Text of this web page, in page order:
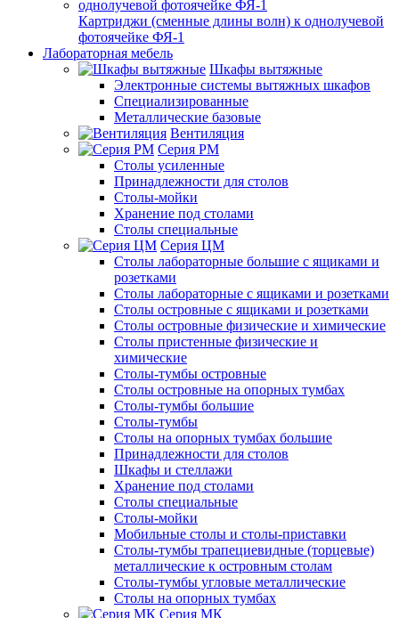
Картриджи (сменные длины волн) к однолучевой
фотоячейке ФЯ-1
Лабораторная мебель
Шкафы вытяжные
Электронные системы вытяжных шкафов
Специализированные
Металлические базовые
Вентиляция
Серия РМ
Столы усиленные
Принадлежности для столов
Столы-мойки
Хранение под столами
Столы специальные
Серия ЦМ
Столы лабораторные большие с ящиками и
розетками
Столы лабораторные с ящиками и розетками
Столы островные с ящиками и розетками
Столы островные физические и химические
Столы пристенные физические и
химические
Столы-тумбы островные
Столы островные на опорных тумбах
Столы-тумбы большие
Столы-тумбы
Столы на опорных тумбах большие
Принадлежности для столов
Шкафы и стеллажи
Хранение под столами
Столы специальные
Столы-мойки
Мобильные столы и столы-приставки
Столы-тумбы трапециевидные (торцевые)
металлические к островным столам
Столы-тумбы угловые металлические
Столы на опорных тумбах
Серия МК